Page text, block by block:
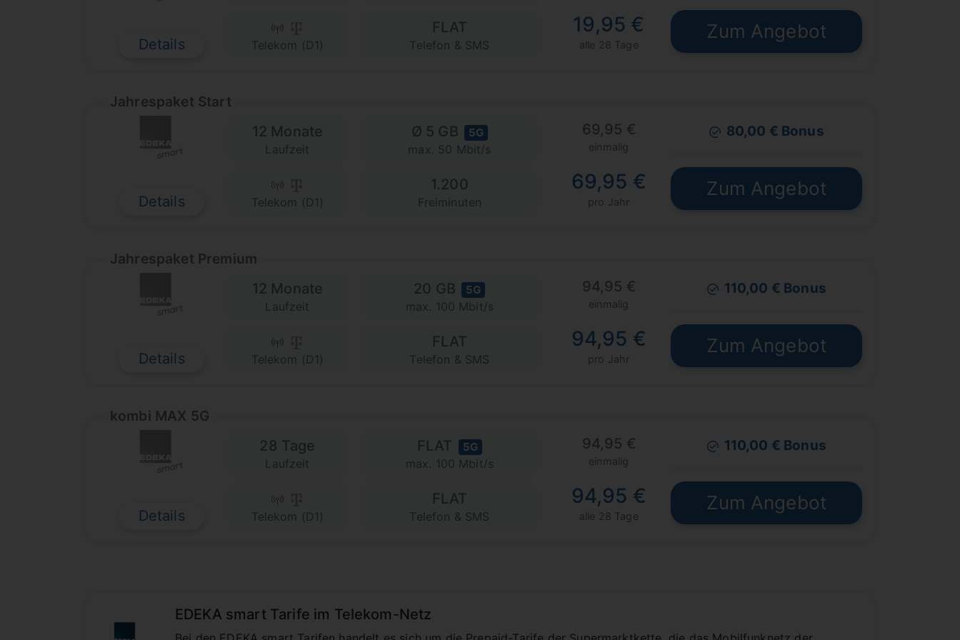
Details Telekom (D1)
FLAT
Telefon & SMS
19,95 €
alle 28 Tage
Zum Angebot
Jahrespaket Start
Details
12 Monate
Laufzeit
Telekom (D1)
Ø 5 GB 5G
max. 50 Mbit/s
1.200
Freiminuten
69,95 €
einmalig
69,95 €
pro Jahr
80,00 € Bonus
Zum Angebot
Jahrespaket Premium
Details
12 Monate
Laufzeit
Telekom (D1)
20 GB 5G
max. 100 Mbit/s
FLAT
Telefon & SMS
94,95 €
einmalig
94,95 €
pro Jahr
110,00 € Bonus
Zum Angebot
kombi MAX 5G
Details
28 Tage
Laufzeit
Telekom (D1)
FLAT 5G
max. 100 Mbit/s
FLAT
Telefon & SMS
94,95 €
einmalig
94,95 €
alle 28 Tage
110,00 € Bonus
Zum Angebot
EDEKA smart Tarife im Telekom-Netz